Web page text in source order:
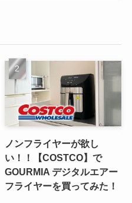
ノンフライヤーが欲し
い！！【COSTCO】で
GOURMIA デジタルエアー
フライヤーを買ってみた！